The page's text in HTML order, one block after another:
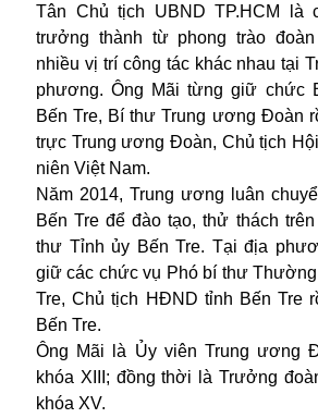
Tân Chủ tịch UBND TP.HCM là
trưởng thành từ phong trào
nhiều vị trí công tác khác nhau tại
phương. Ông Mãi từng giữ chức
Bến Tre, Bí thư Trung ương Đoàn
trực Trung ương Đoàn, Chủ tịch
niên Việt Nam.
Năm 2014, Trung ương luân
Bến Tre để đào tạo, thử thách
thư Tỉnh ủy Bến Tre. Tại địa
giữ các chức vụ Phó bí thư
Tre, Chủ tịch HĐND tỉnh Bến Tre
Bến Tre.
Ông Mãi là Ủy viên Trung ương
khóa XIII; đồng thời là Trưởng
khóa XV.